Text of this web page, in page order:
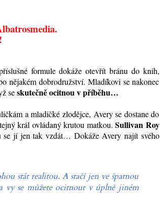
formule dokáže otevřít bránu do knih,
nějakém dobrodružství. Mladíkovi se nakonec
seskutečně ocitnou v příběhu…
a mladičké zlodějce, Avery se dostane do
král ovládaný krutou matkou.Sullivan Roy
se jí jen tak vzdát… Dokáže Avery najít svého
stát realitou. A stačí jen ve špatnou
se můžete ocitnout v úplně jiném